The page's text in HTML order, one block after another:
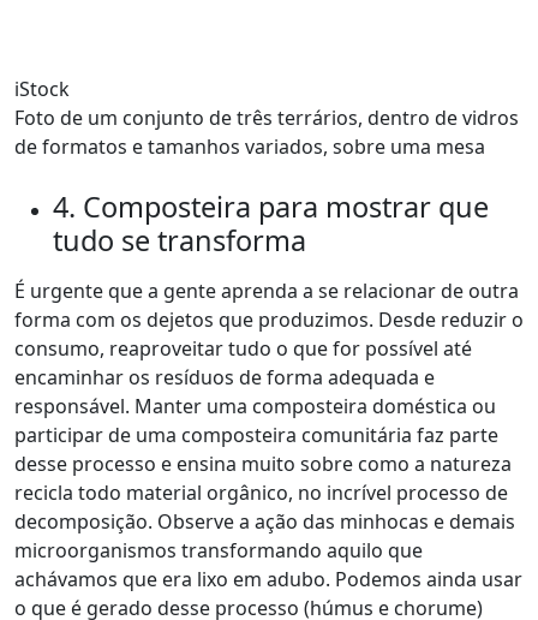
iStock
Foto de um conjunto de três terrários, dentro de vidros
de formatos e tamanhos variados, sobre uma mesa
4. Composteira para mostrar que
tudo se transforma
É urgente que a gente aprenda a se relacionar de outra
forma com os dejetos que produzimos. Desde reduzir o
consumo, reaproveitar tudo o que for possível até
encaminhar os resíduos de forma adequada e
responsável. Manter uma composteira doméstica ou
participar de uma composteira comunitária faz parte
desse processo e ensina muito sobre como a natureza
recicla todo material orgânico, no incrível processo de
decomposição. Observe a ação das minhocas e demais
microorganismos transformando aquilo que
achávamos que era lixo em adubo. Podemos ainda usar
o que é gerado desse processo (húmus e chorume)